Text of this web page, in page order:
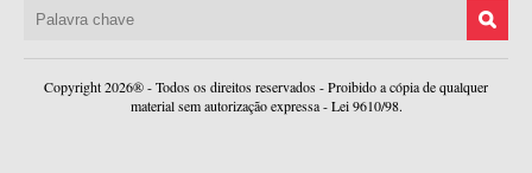
Copyright 2026® - Todos os direitos reservados - Proibido a cópia de qualquer
material sem autorização expressa - Lei 9610/98.